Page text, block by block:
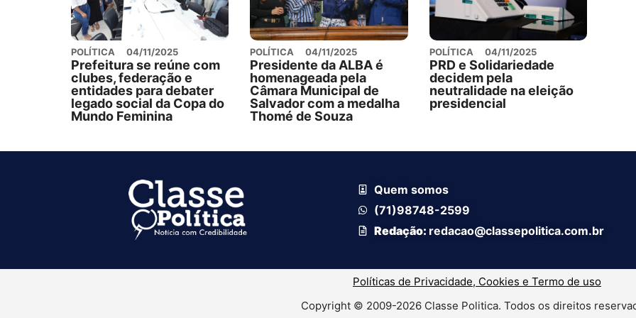
POLÍTICA 04/11/2025
Prefeitura se reúne com
clubes, federação e
entidades para debater
legado social da Copa do
Mundo Feminina
POLÍTICA 04/11/2025
Presidente da ALBA é
homenageada pela
Câmara Municipal de
Salvador com a medalha
Thomé de Souza
POLÍTICA 04/11/2025
PRD e Solidariedade
decidem pela
neutralidade na eleição
presidencial
Quem somos
(71)98748-2599
Redação: redacao@classepolitica.com.br
Políticas de Privacidade, Cookies e Termo de uso
Copyright © 2009-2026 Classe Politica. Todos os direitos